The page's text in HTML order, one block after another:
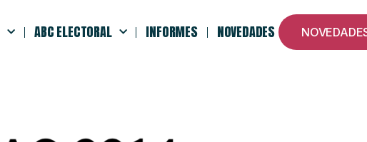
ABC ELECTORAL INFORMES NOVEDADES